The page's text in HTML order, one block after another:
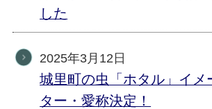
した
2025年3月12日
城里町の虫「ホタル」イメ
ター・愛称決定！